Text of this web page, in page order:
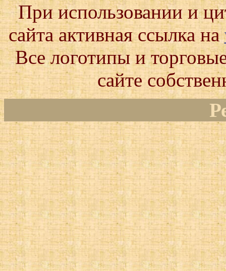
При использовании и
сайта активная ссылка на
Все логотипы и
сайте